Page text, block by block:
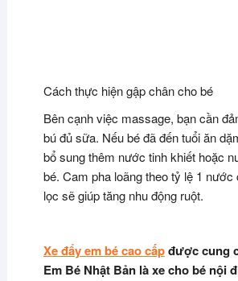
Cách thực hiện gập chân cho bé
Bên cạnh việc massage, bạn cần
bú đủ sữa. Nếu bé đã đến tuổi ăn
bổ sung thêm nước tinh khiết hoặc
bé. Cam pha loãng theo tỷ lệ 1
lọc sẽ giúp tăng nhu động ruột.
Xe đẩy em bé cao cấpđược cung
Em Bé Nhật Bản là xe cho bé nội